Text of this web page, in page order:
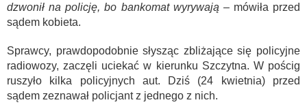
dzwonił na policję, bo bankomat wyrywają –mówiła przed
sądem kobieta.
Sprawcy, prawdopodobnie słysząc zbliżające się policyjne
radiowozy, zaczęli uciekać w kierunku Szczytna. W pościg
ruszyło kilka policyjnych aut. Dziś (24 kwietnia) przed
sądem zeznawał policjant z jednego z nich.